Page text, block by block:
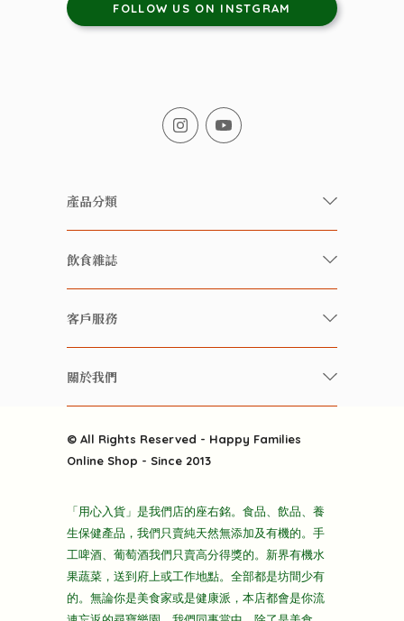
FOLLOW US ON INSTGRAM
產品分類
有機/無農藥新鮮蔬果
有機 / 無添加飲品
養生保健好東西
酒類
雜貨部
折上折大特價
主頁
飲食雜誌
快樂家庭 飲食雜誌
雲南搜食記
粒粒皆辛苦
快樂電視台
客戶服務
常見問題
關於我們
送貨
隱私政策
© All Rights Reserved - Happy Families
Online Shop - Since 2013
「用心入貨」是我們店的座右銘。食品、飲品、養
生保健產品，我們只賣純天然無添加及有機的。手
工啤酒、葡萄酒我們只賣高分得獎的。新界有機水
果蔬菜，送到府上或工作地點。全部都是坊間少有
的。無論你是美食家或是健康派，本店都會是你流